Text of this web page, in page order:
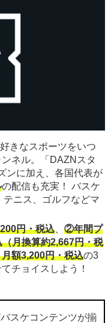
きなスポーツをいつ
ネル。「DAZNスタ
ンに加え、各国代表が
の配信も充実！ バスケ
テニス、ゴルフなどマ
円・税込
②年間プ
月換算約2,667円・税
額3,200円・税込の3
チョイスしよう！
スケコンテンツが揃